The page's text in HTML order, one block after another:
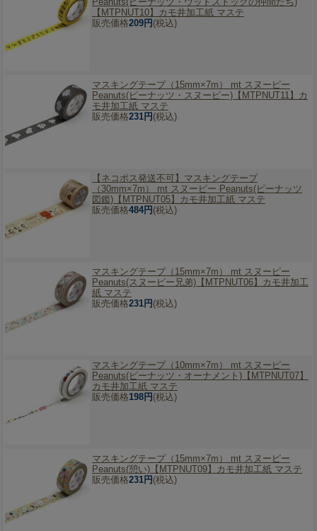
【MTPNUT10】カモ井加工紙 マステ
販売価格209円 (税込)
マスキングテープ（15mm×7m） mt スヌーピー
Peanuts(ピーナッツ・スヌーピー)【MTPNUT11】カ
モ井加工紙 マステ
販売価格231円 (税込)
【ネコポス発送不可】 マスキングテープ
（30mm×7m） mt スヌーピー Peanuts(ピーナッツ
図鑑)【MTPNUT05】カモ井加工紙 マステ
販売価格484円 (税込)
マスキングテープ（15mm×7m） mt スヌーピー
Peanuts(スヌーピー兄弟)【MTPNUT06】カモ井加工
紙 マステ
販売価格231円 (税込)
マスキングテープ（10mm×7m） mt スヌーピー
Peanuts(ピーナッツ・オーナメント)【MTPNUT07】
カモ井加工紙 マステ
販売価格198円 (税込)
マスキングテープ（15mm×7m） mt スヌーピー
Peanuts(憩い)【MTPNUT09】カモ井加工紙 マステ
販売価格231円 (税込)